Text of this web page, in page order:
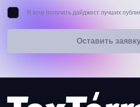
Я хочу получать дайджест лучших
Оставить